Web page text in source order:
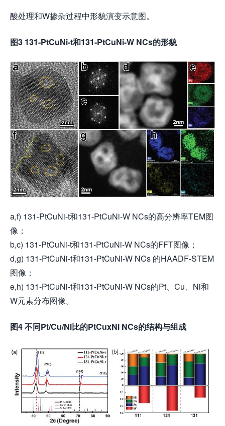
酸处理和W掺杂过程中形貌演变示意图。
图3 131-PtCuNi-t和131-PtCuNi-W NCs的形貌
a,f) 131-PtCuNi-t和131-PtCuNi-W NCs的高分辨率TEM图
像；
b,c) 131-PtCuNi-t和131-PtCuNi-W NCs的FFT图像；
d,g) 131-PtCuNi-t和131-PtCuNi-W NCs 的HAADF-STEM
图像；
e,h) 131-PtCuNi-t和131-PtCuNi-W NCs的Pt、Cu、Ni和
W元素分布图像。
图4 不同Pt/Cu/Ni比的PtCuxNi NCs的结构与组成